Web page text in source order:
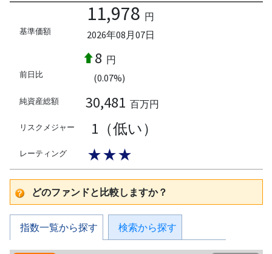
基準価額
11,978 円
2026年08月07日
前日比
8 円
(0.07%)
純資産総額 30,481 百万円
リスクメジャー 1（低い）
レーティング ★★★
どのファンドと比較しますか？
指数一覧から探す 検索から探す